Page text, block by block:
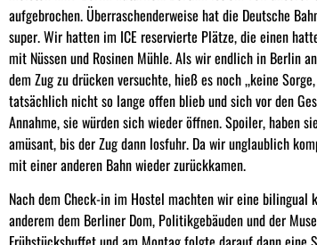
aufgebrochen. Überraschenderweise hat die Deutsche
super. Wir hatten im ICE reservierte Plätze, die einen
mit Nüssen und Rosinen Mühle. Als wir endlich in Berlin
dem Zug zu drücken versuchte, hieß es noch ,,keine
tatsächlich nicht so lange offen blieb und sich vor den
Annahme, sie würden sich wieder öffnen. Spoiler, haben
amüsant, bis der Zug dann losfuhr. Da wir unglaublich
mit einer anderen Bahn wieder zurückkamen.
Nach dem Check-in im Hostel machten wir eine
anderem dem Berliner Dom, Politikgebäuden und der